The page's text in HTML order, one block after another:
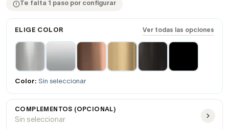
Te falta 1 paso por configurar
ELIGE COLOR Ver todas las opciones
Color: Sin seleccionar
COMPLEMENTOS (OPCIONAL)
Sin seleccionar